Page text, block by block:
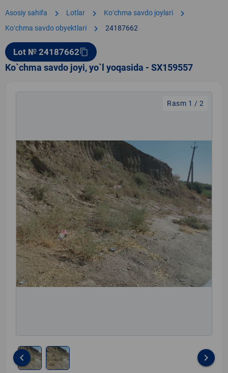
Asosiy sahifa chevron_right Lotlar chevron_right Koʻchma savdo joylari chevron_right
Koʻchma savdo obyektlari chevron_right 24187662
Lot № 24187662content_copy
Ko`chma savdo joyi, yo`l yoqasida - SX159557
Rasm 1 / 2
keyboard_arrow_left keyboard_arrow_right